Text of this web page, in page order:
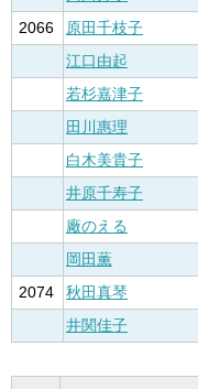
2066
原田千枝子
江口由起
若杉嘉津子
田川惠理
白木美貴子
井原千寿子
廠のえる
岡田薫
2074
秋田真琴
井関佳子